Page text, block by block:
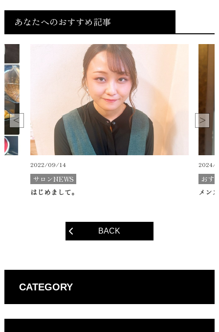
あなたへのおすすめ記事
2022/09/14
サロンNEWS
はじめまして。
2024/
おす
メン
BACK
CATEGORY